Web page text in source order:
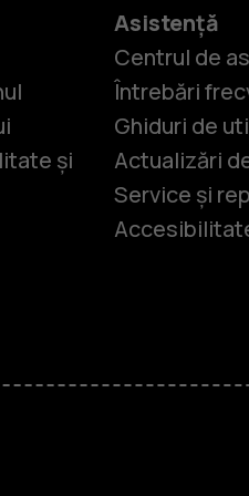
uri
și
Asistență
Centrul de
Întrebări
Ghiduri de
Actualizări
Service și